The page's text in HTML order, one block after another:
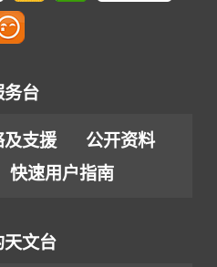
务台
及支援
公开资料
快速用户指南
天文台